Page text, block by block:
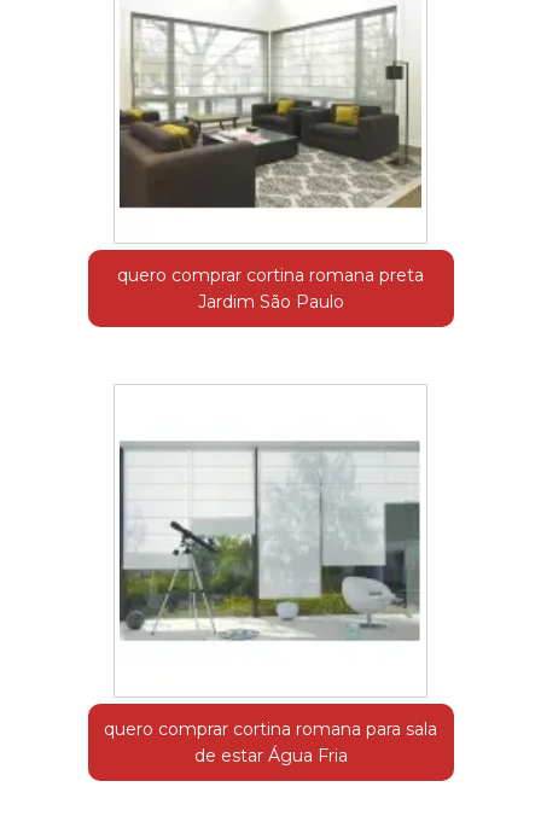
quero comprar cortina romana preta
Jardim São Paulo
quero comprar cortina romana para sala
de estar Água Fria